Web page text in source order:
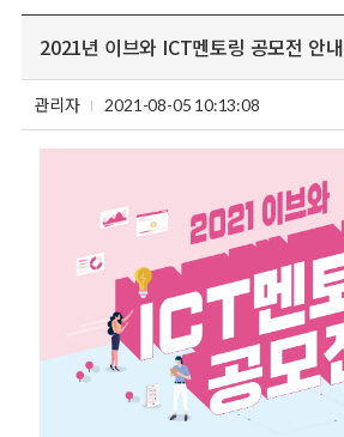
2021년 이브와 ICT멘토링 공모전 안내
관리자 2021-08-05 10:13:08